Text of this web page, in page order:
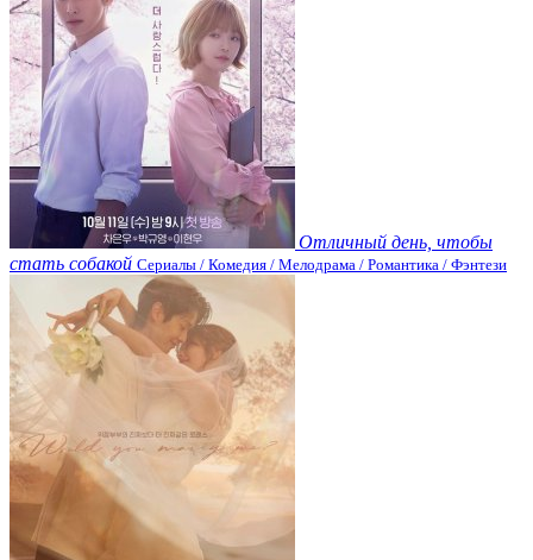
Отличный день, чтобы
стать собакой Сериалы / Комедия / Мелодрама / Романтика / Фэнтези